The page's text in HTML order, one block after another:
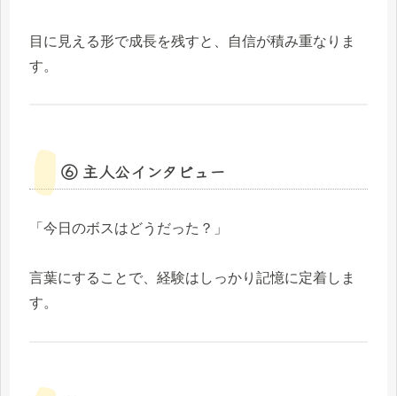
目に見える形で成長を残すと、自信が積み重なりま
す。
⑥ 主人公インタビュー
「今日のボスはどうだった？」
言葉にすることで、経験はしっかり記憶に定着しま
す。